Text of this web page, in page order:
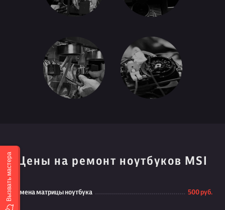
Цены на ремонт ноутбуков MSI
Замена матрицы ноутбука 500 руб.
Вызвать мастера